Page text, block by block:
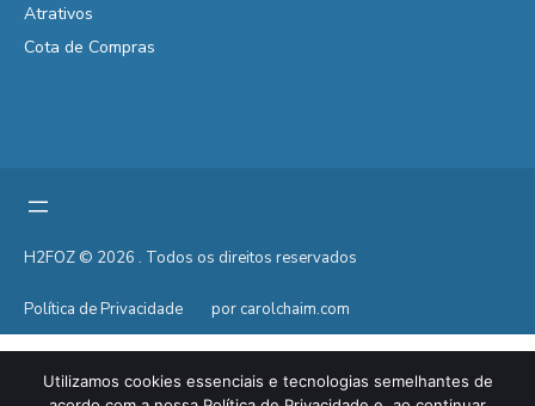
Atrativos
Cota de Compras
H2FOZ © 2026 . Todos os direitos reservados
Política de Privacidade por carolchaim.com
Utilizamos cookies essenciais e tecnologias semelhantes de